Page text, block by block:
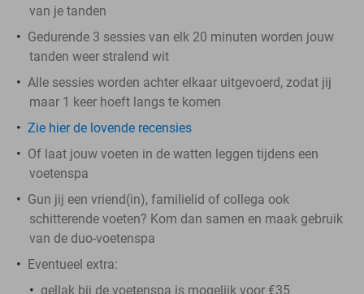
van je tanden
Gedurende 3 sessies van elk 20 minuten worden jouw
tanden weer stralend wit
Alle sessies worden achter elkaar uitgevoerd, zodat jij
maar 1 keer hoeft langs te komen
Zie hier de lovende recensies
Of laat jouw voeten in de watten leggen tijdens een
voetenspa
Gun jij een vriend(in), familielid of collega ook
schitterende voeten? Kom dan samen en maak gebruik
van de duo-voetenspa
Eventueel extra:
gellak bij de voetenspa is mogelijk voor €35